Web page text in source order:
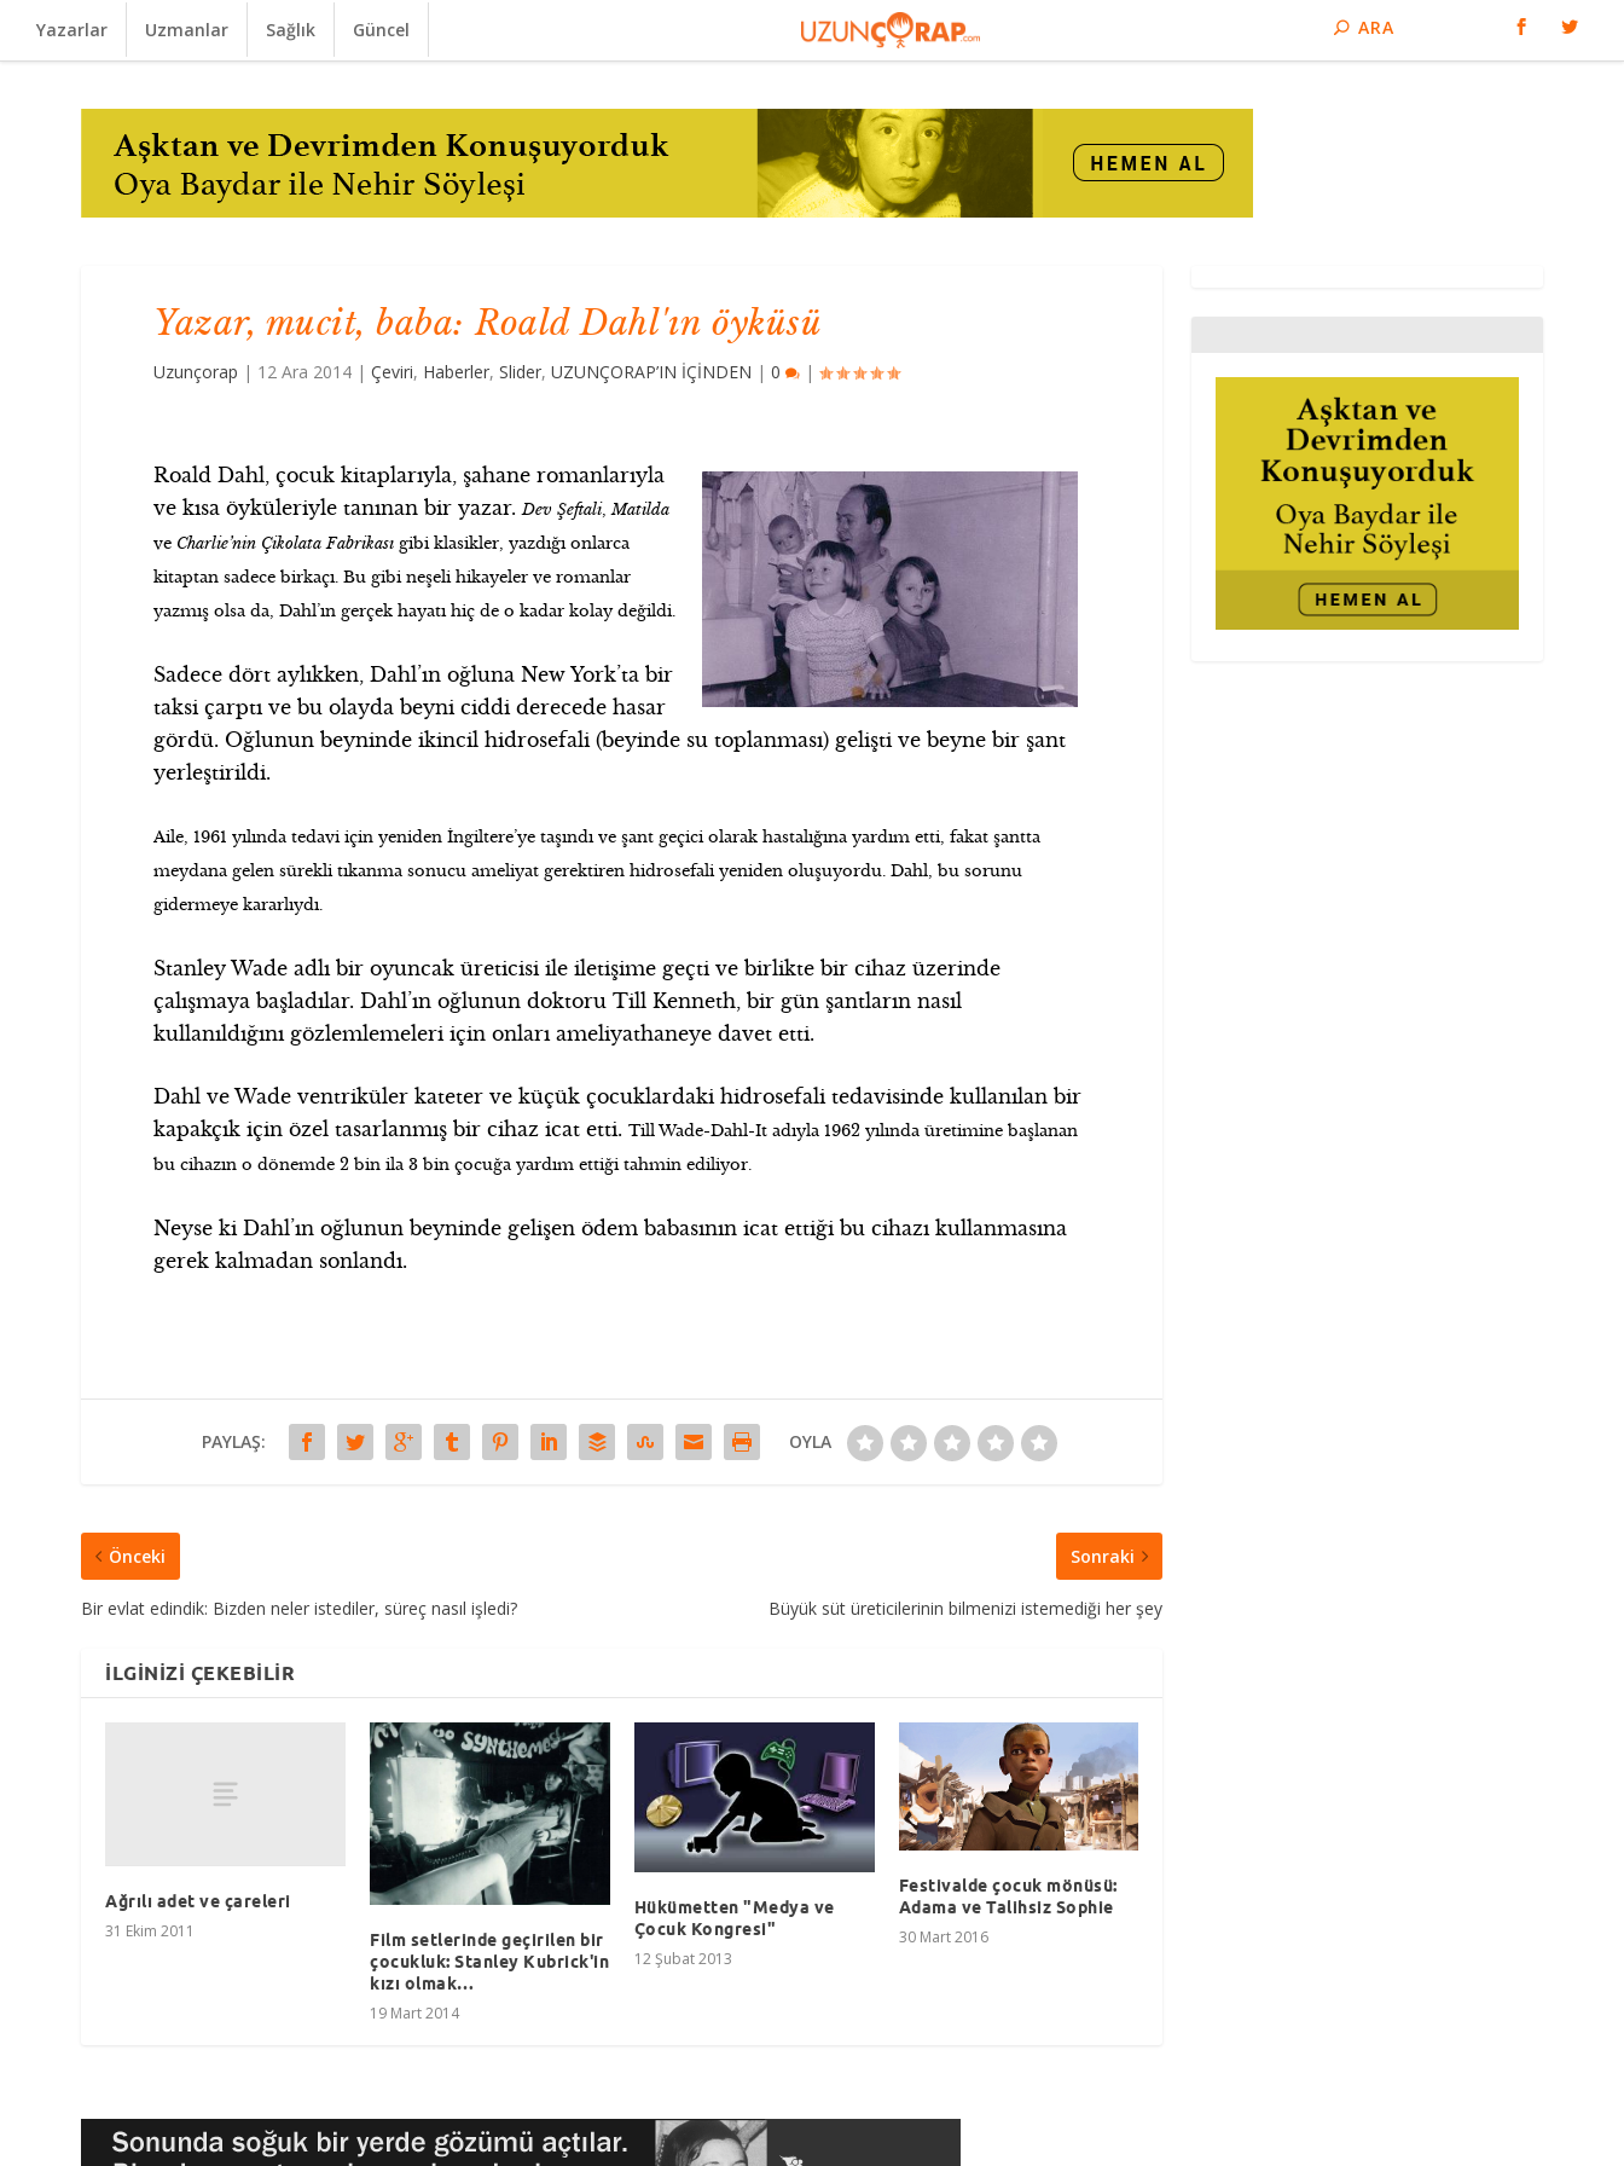
Yazarlar Uzmanlar Sağlık Güncel
Yazar, mucit, baba: Roald Dahl'ın öyküsü
Uzunçorap | 12 Ara 2014 |Çeviri, Haberler,Slider,UZUNÇORAP’IN İÇİNDEN |0 |
Roald Dahl, çocuk kitaplarıyla, şahane romanlarıyla
ve kısa öyküleriyle tanınan bir yazar.Dev Şeftali,Matilda
ve Charlie’nin Çikolata Fabrikası gibi klasikler, yazdığı onlarca
kitaptan sadece birkaçı. Bu gibi neşeli hikayeler ve romanlar
yazmış olsa da, Dahl’ın gerçek hayatı hiç de o kadar kolay değildi.
Sadece dört aylıkken, Dahl’ın oğluna New York’ta bir
taksi çarptı ve bu olayda beyni ciddi derecede hasar
gördü. Oğlunun beyninde ikincil hidrosefali (beyinde su toplanması) gelişti ve beyne bir şant
yerleştirildi.
Aile, 1961 yılında tedavi için yeniden İngiltere’ye taşındı ve şant geçici olarak hastalığına yardım etti, fakat şantta
meydana gelen sürekli tıkanma sonucu ameliyat gerektiren hidrosefali yeniden oluşuyordu.Dahl, bu sorunu
gidermeye kararlıydı.
Stanley Wade adlı bir oyuncak üreticisi ile iletişime geçti ve birlikte bir cihaz üzerinde
çalışmaya başladılar. Dahl’ın oğlunun doktoru Till Kenneth, bir gün şantların nasıl
kullanıldığını gözlemlemeleri için onları ameliyathaneye davet etti.
Dahl ve Wade ventriküler kateter ve küçük çocuklardaki hidrosefali tedavisinde kullanılan bir
kapakçık için özel tasarlanmış bir cihaz icat etti.Till Wade-Dahl-It adıyla 1962 yılında üretimine başlanan
bu cihazın o dönemde 2 bin ila 3 bin çocuğa yardım ettiği tahmin ediliyor.
Neyse ki Dahl’ın oğlunun beyninde gelişen ödem babasının icat ettiği bu cihazı kullanmasına
gerek kalmadan sonlandı.
PAYLAŞ: OYLA
Önceki
Bir evlat edindik: Bizden neler istediler, süreç nasıl işledi?
Sonraki
Büyük süt üreticilerinin bilmenizi istemediği her şey
İLGINIZI ÇEKEBILIR
Ağrılı adet ve çareleri
31 Ekim 2011
Film setlerinde geçirilen bir
çocukluk: Stanley Kubrick'in
kızı olmak…
19 Mart 2014
Hükümetten "Medya ve
Çocuk Kongresi"
12 Şubat 2013
Festivalde çocuk mönüsü:
Adama ve Talihsiz Sophie
30 Mart 2016